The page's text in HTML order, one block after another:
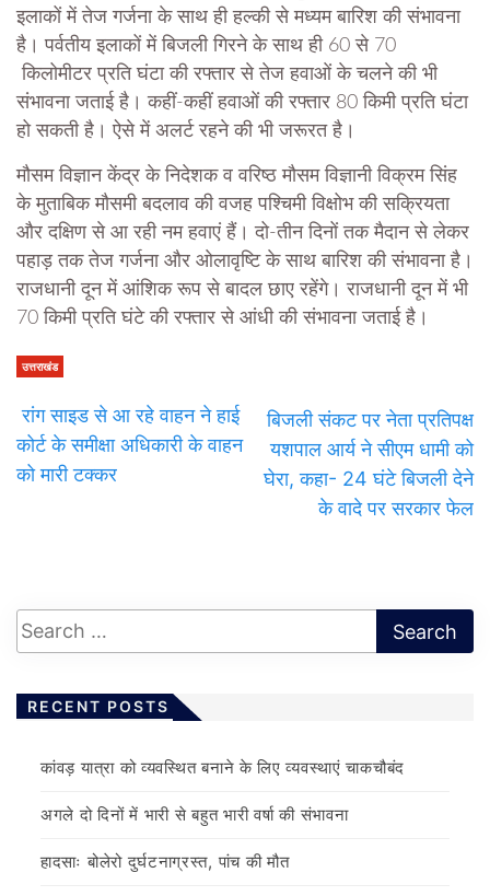
इलाकों में तेज गर्जना के साथ ही हल्की से मध्यम बारिश की संभावना
है। पर्वतीय इलाकों में बिजली गिरने के साथ ही 60 से 70
किलोमीटर प्रति घंटा की रफ्तार से तेज हवाओं के चलने की भी
संभावना जताई है। कहीं-कहीं हवाओं की रफ्तार 80 किमी प्रति घंटा
हो सकती है। ऐसे में अलर्ट रहने की भी जरूरत है।
मौसम विज्ञान केंद्र के निदेशक व वरिष्ठ मौसम विज्ञानी विक्रम सिंह
के मुताबिक मौसमी बदलाव की वजह पश्चिमी विक्षोभ की सक्रियता
और दक्षिण से आ रही नम हवाएं हैं। दो-तीन दिनों तक मैदान से लेकर
पहाड़ तक तेज गर्जना और ओलावृष्टि के साथ बारिश की संभावना है।
राजधानी दून में आंशिक रूप से बादल छाए रहेंगे। राजधानी दून में भी
70 किमी प्रति घंटे की रफ्तार से आंधी की संभावना जताई है।
उत्तराखंड
रांग साइड से आ रहे वाहन ने हाई
कोर्ट के समीक्षा अधिकारी के वाहन
को मारी टक्कर
बिजली संकट पर नेता प्रतिपक्ष
यशपाल आर्य ने सीएम धामी को
घेरा, कहा- 24 घंटे बिजली देने
के वादे पर सरकार फेल
RECENT POSTS
कांवड़ यात्रा को व्यवस्थित बनाने के लिए व्यवस्थाएं चाकचौबंद
अगले दो दिनों में भारी से बहुत भारी वर्षा की संभावना
हादसाः बोलेरो दुर्घटनाग्रस्त, पांच की मौत